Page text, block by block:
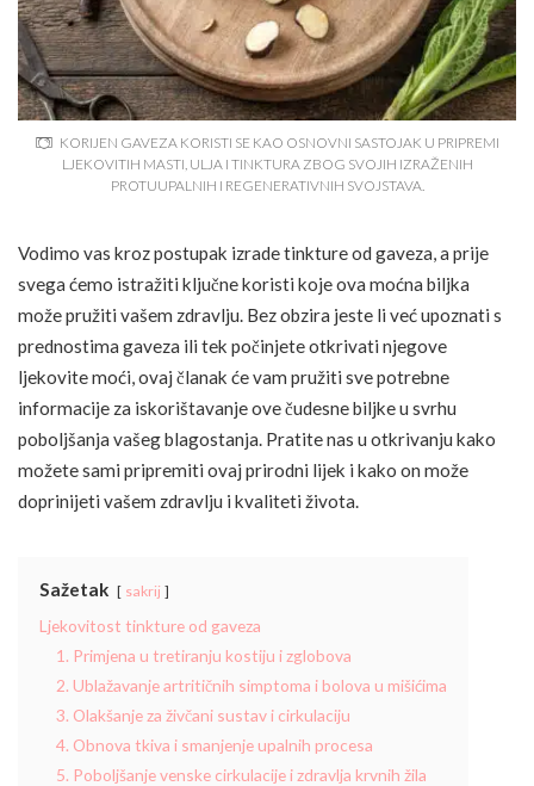
KORIJEN GAVEZA KORISTI SE KAO OSNOVNI SASTOJAK U PRIPREMI
LJEKOVITIH MASTI, ULJA I TINKTURA ZBOG SVOJIH IZRAŽENIH
PROTUUPALNIH I REGENERATIVNIH SVOJSTAVA.
Vodimo vas kroz postupak izrade tinkture od gaveza, a prije
svega ćemo istražiti ključne koristi koje ova moćna biljka
može pružiti vašem zdravlju. Bez obzira jeste li već upoznati s
prednostima gaveza ili tek počinjete otkrivati njegove
ljekovite moći, ovaj članak će vam pružiti sve potrebne
informacije za iskorištavanje ove čudesne biljke u svrhu
poboljšanja vašeg blagostanja. Pratite nas u otkrivanju kako
možete sami pripremiti ovaj prirodni lijek i kako on može
doprinijeti vašem zdravlju i kvaliteti života.
Sažetak sakrij
Ljekovitost tinkture od gaveza
1. Primjena u tretiranju kostiju i zglobova
2. Ublažavanje artritičnih simptoma i bolova u mišićima
3. Olakšanje za živčani sustav i cirkulaciju
4. Obnova tkiva i smanjenje upalnih procesa
5. Poboljšanje venske cirkulacije i zdravlja krvnih žila